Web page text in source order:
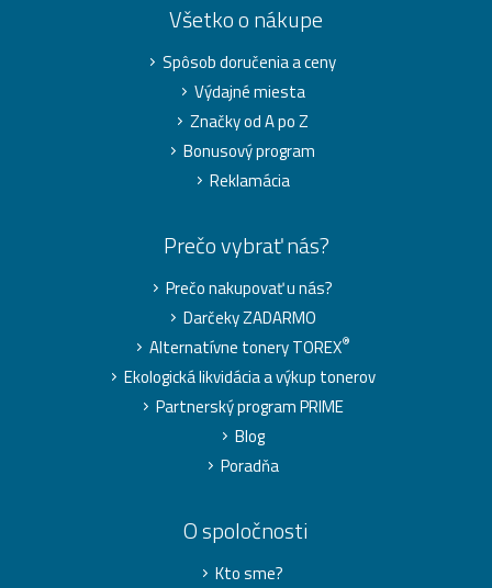
Všetko o nákupe
Spôsob doručenia a ceny
Výdajné miesta
Značky od A po Z
Bonusový program
Reklamácia
Prečo vybrať nás?
Prečo nakupovať u nás?
Darčeky ZADARMO
Alternatívne tonery TOREX®
Ekologická likvidácia a výkup tonerov
Partnerský program PRIME
Blog
Poradňa
O spoločnosti
Kto sme?